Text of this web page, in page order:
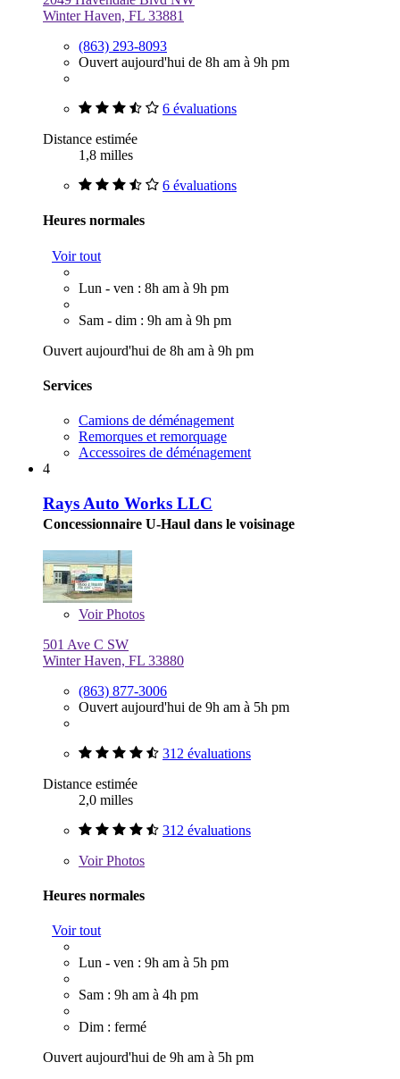
Winter Haven, FL 33881
(863) 293-8093
Ouvert aujourd'hui de 8h am à 9h pm
6 évaluations
Distance estimée
1,8 milles
6 évaluations
Heures normales
Voir tout
Lun - ven : 8h am à 9h pm
Sam - dim : 9h am à 9h pm
Ouvert aujourd'hui de 8h am à 9h pm
Services
Camions de déménagement
Remorques et remorquage
Accessoires de déménagement
4
Rays Auto Works LLC
Concessionnaire U-Haul dans le voisinage
VoirPhotos
501 Ave C SW
Winter Haven, FL 33880
(863) 877-3006
Ouvert aujourd'hui de 9h am à 5h pm
312 évaluations
Distance estimée
2,0 milles
312 évaluations
VoirPhotos
Heures normales
Voir tout
Lun - ven : 9h am à 5h pm
Sam : 9h am à 4h pm
Dim : fermé
Ouvert aujourd'hui de 9h am à 5h pm